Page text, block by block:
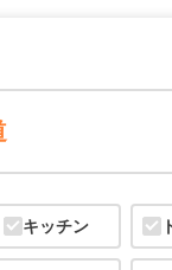
キッチン